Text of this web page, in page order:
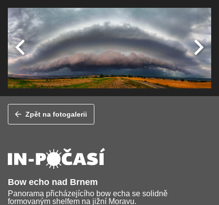
Zpět na fotogalerii
Bow echo nad Brnem
Panorama přicházejícího bow echa se solidně
formovaným shelfem na jižní Moravu.